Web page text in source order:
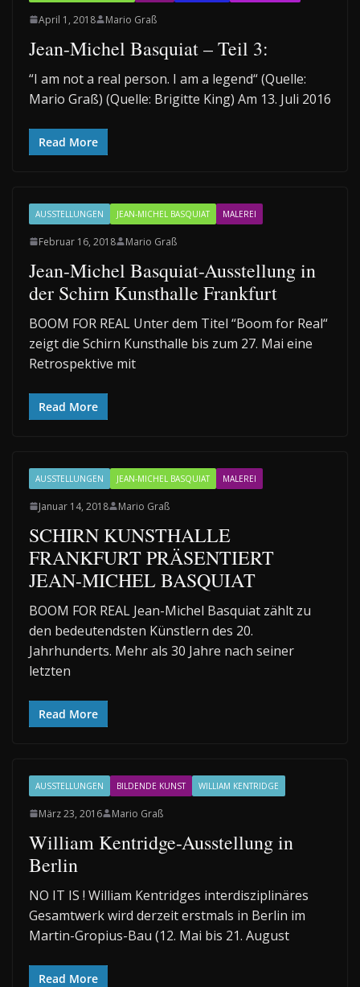
April 1, 2018 Mario Graß
Jean-Michel Basquiat – Teil 3:
“I am not a real person. I am a legend“ (Quelle:
Mario Graß) (Quelle: Brigitte King) Am 13. Juli 2016
Read More
AUSSTELLUNGEN JEAN-MICHEL BASQUIAT MALEREI
Februar 16, 2018 Mario Graß
Jean-Michel Basquiat-Ausstellung in
der Schirn Kunsthalle Frankfurt
BOOM FOR REAL Unter dem Titel “Boom for Real“
zeigt die Schirn Kunsthalle bis zum 27. Mai eine
Retrospektive mit
Read More
AUSSTELLUNGEN JEAN-MICHEL BASQUIAT MALEREI
Januar 14, 2018 Mario Graß
SCHIRN KUNSTHALLE
FRANKFURT PRÄSENTIERT
JEAN-MICHEL BASQUIAT
BOOM FOR REAL Jean-Michel Basquiat zählt zu
den bedeutendsten Künstlern des 20.
Jahrhunderts. Mehr als 30 Jahre nach seiner
letzten
Read More
AUSSTELLUNGEN BILDENDE KUNST WILLIAM KENTRIDGE
März 23, 2016 Mario Graß
William Kentridge-Ausstellung in
Berlin
NO IT IS ! William Kentridges interdisziplinäres
Gesamtwerk wird derzeit erstmals in Berlin im
Martin-Gropius-Bau (12. Mai bis 21. August
Read More